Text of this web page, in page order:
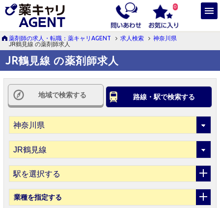
0
薬剤師の求人・転職：薬キャリAGENT 求人検索
神奈川県
JR鶴見線 の薬剤師求人
JR鶴見線 の薬剤師求人
地域で検索する 路線・駅で検索する
駅を選択する
業種を指定する